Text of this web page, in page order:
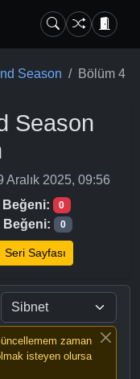
Season Bölüm 4
Season
Aralık 2025, 09:56
Beğeni: 0
Beğeni: 0
Seri Sayfası
zaman
isteyen olursa